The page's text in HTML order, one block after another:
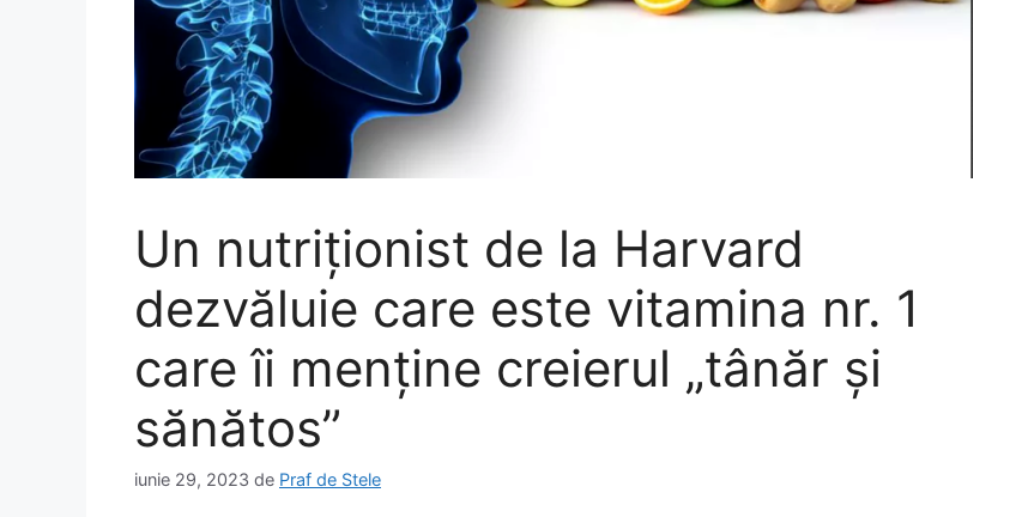
Un nutriționist de la Harvard
dezvăluie care este vitamina nr. 1
care îi menține creierul „tânăr și
sănătos”
iunie 29, 2023 de Praf de Stele